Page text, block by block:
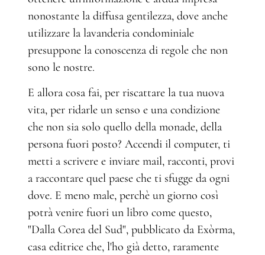
nonostante la diffusa gentilezza, dove anche
utilizzare la lavanderia condominiale
presuppone la conoscenza di regole che non
sono le nostre.
E allora cosa fai, per riscattare la tua nuova
vita, per ridarle un senso e una condizione
che non sia solo quello della monade, della
persona fuori posto? Accendi il computer, ti
metti a scrivere e inviare mail, racconti, provi
a raccontare quel paese che ti sfugge da ogni
dove. E meno male, perchè un giorno così
potrà venire fuori un libro come questo,
"Dalla Corea del Sud", pubblicato da Exòrma,
casa editrice che, l'ho già detto, raramente